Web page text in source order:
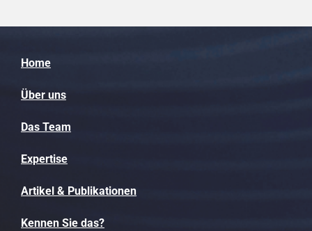
Home
Über uns
Das Team
Expertise
Artikel & Publikationen
Kennen Sie das?